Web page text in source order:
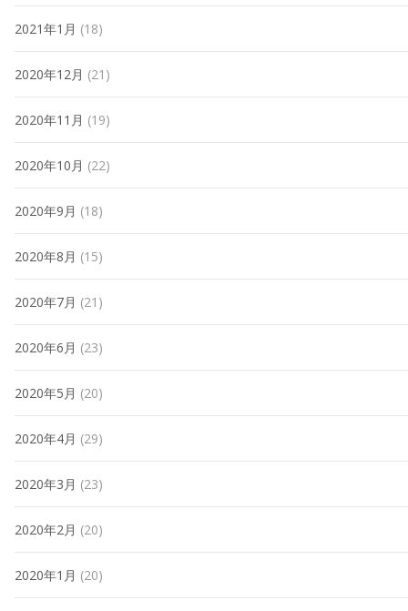
2021年1月 (18)
2020年12月 (21)
2020年11月 (19)
2020年10月 (22)
2020年9月 (18)
2020年8月 (15)
2020年7月 (21)
2020年6月 (23)
2020年5月 (20)
2020年4月 (29)
2020年3月 (23)
2020年2月 (20)
2020年1月 (20)